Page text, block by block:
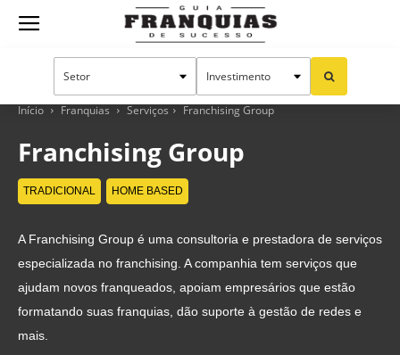
Guia
Franquias
Sucesso
Início Franquias Serviços Franchising Group
Franchising Group
TRADICIONAL HOME BASED
A Franchising Group é uma consultoria e prestadora de serviços
especializada no franchising. A companhia tem serviços que
ajudam novos franqueados, apoiam empresários que estão
formatando suas franquias, dão suporte à gestão de redes e
mais.